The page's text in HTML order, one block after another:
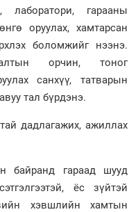
лаборатори, гарааны
оруулах, хамтарсан
боломжийг нээнэ.​
орчин, тоног
санхүү, татварын
тал бүрдэнэ.
дадлагажих, ажиллах
байранд гараад шууд
ёс зүйтэй
хэвшлийн хамтын